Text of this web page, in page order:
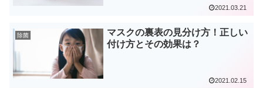
2021.03.21
除菌
マスクの裏表の見分け方！正しい
付け方とその効果は？
2021.02.15